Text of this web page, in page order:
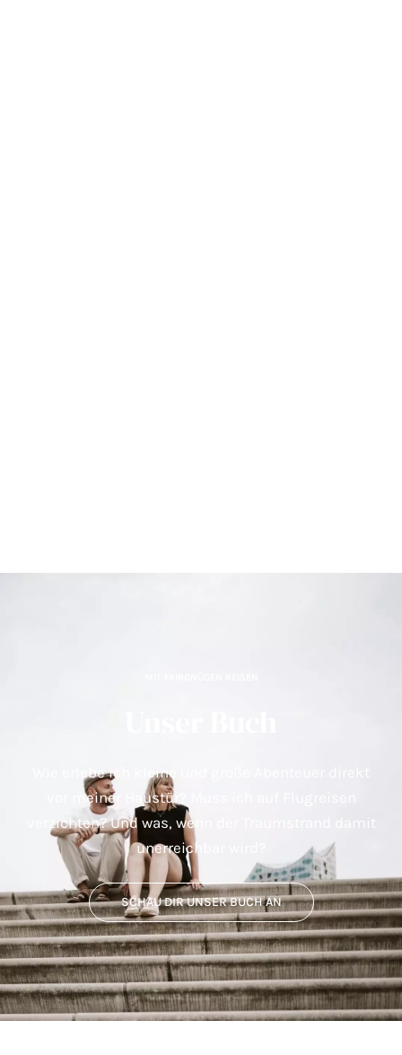
Wie erlebe ich kleine und große Abenteuer direkt
vor meiner Haustür? Muss ich auf Flugreisen
verzichten? Und was, wenn der Traumstrand damit
unerreichbar wird?
SCHAU DIR UNSER BUCH AN